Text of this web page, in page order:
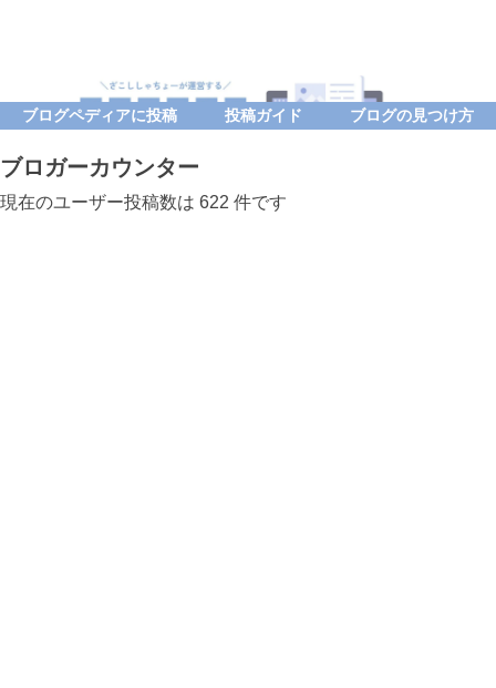
ブログペディアに投稿 投稿ガイド ブログの見つけ方
ブロガーカウンター
現在のユーザー投稿数は 622 件です